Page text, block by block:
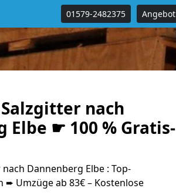
01579-2482375 Angebot
nach
Elbe ☛ 100 % Gratis-
Dannenberg Elbe : Top-
Umzüge ab 83€ – Kostenlose